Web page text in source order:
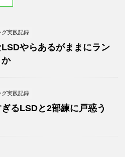
グ実践記録
やらあるがままにラン
グ実践記録
るLSDと2部練に戸惑う